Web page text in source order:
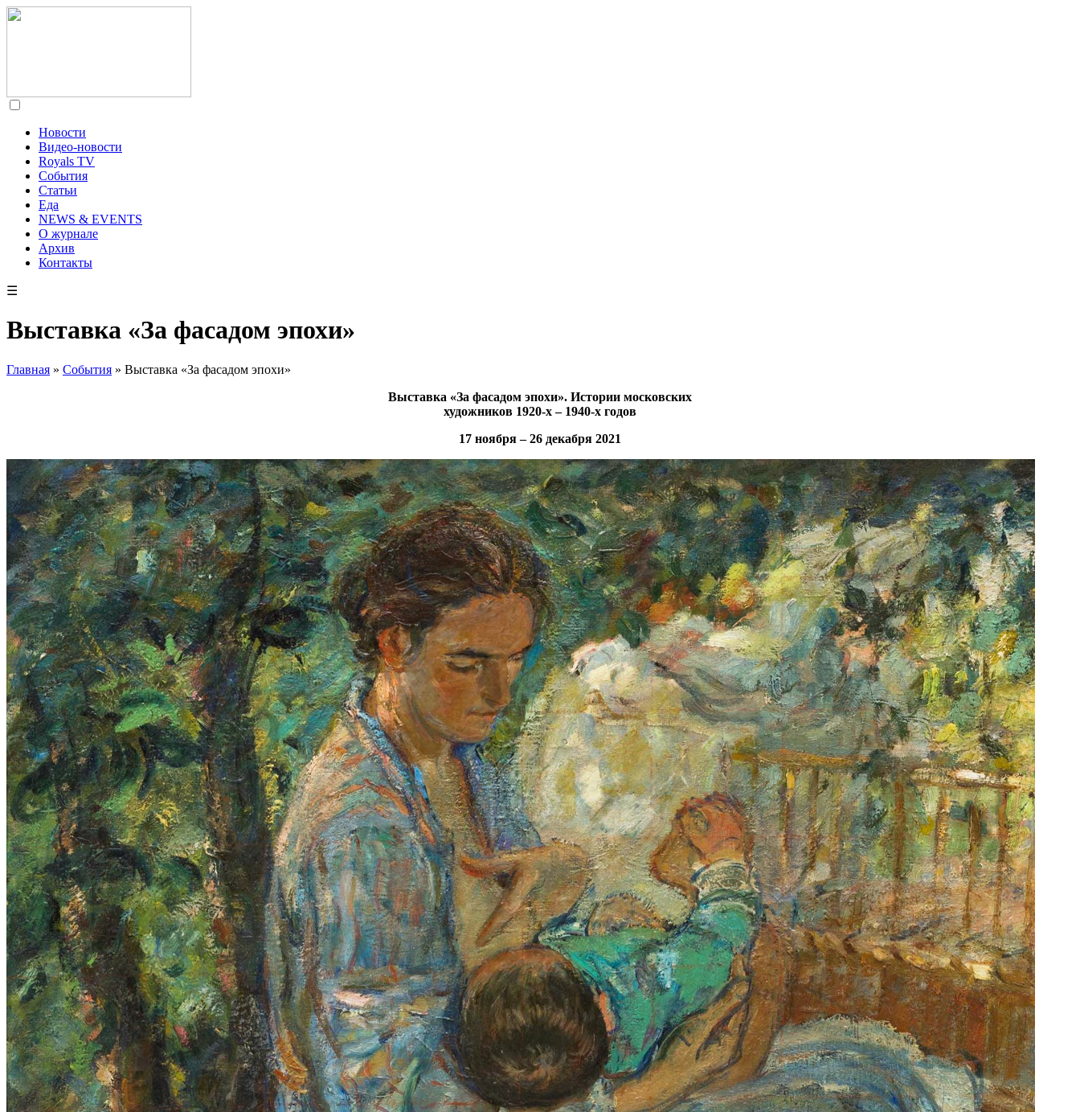
Новости
Видео-новости
Royals TV
События
Статьи
Еда
NEWS & EVENTS
О журнале
Архив
Контакты
☰
Выставка «За фасадом эпохи»
Главная » События » Выставка «За фасадом эпохи»
Выставка «За фасадом эпохи». Истории московских
художников 1920-х – 1940-х годов
17 ноября – 26 декабря 2021